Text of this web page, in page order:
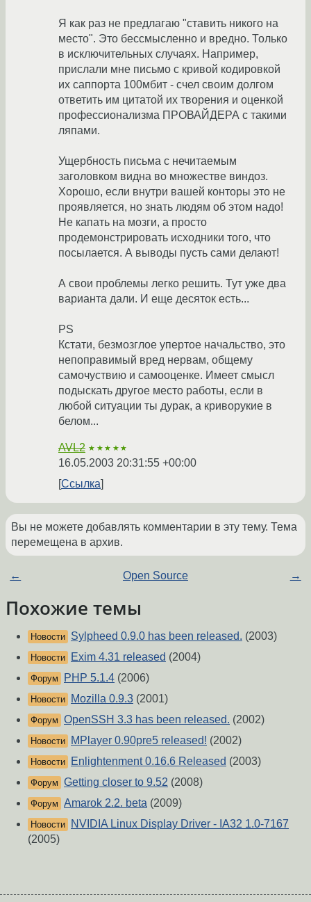
Я как раз не предлагаю "ставить никого на
место". Это бессмысленно и вредно. Только
в исключительных случаях. Например,
прислали мне письмо с кривой кодировкой
их саппорта 100мбит - счел своим долгом
ответить им цитатой их творения и оценкой
профессионализма ПРОВАЙДЕРА с такими
ляпами.
Ущербность письма с нечитаемым
заголовком видна во множестве виндоз.
Хорошо, если внутри вашей конторы это не
проявляется, но знать людям об этом надо!
Не капать на мозги, а просто
продемонстрировать исходники того, что
посылается. А выводы пусть сами делают!
А свои проблемы легко решить. Тут уже два
варианта дали. И еще десяток есть...
PS
Кстати, безмозглое упертое начальство, это
непоправимый вред нервам, общему
самочуствию и самооценке. Имеет смысл
подыскать другое место работы, если в
любой ситуации ты дурак, а криворукие в
белом...
AVL2 ★★★★★
16.05.2003 20:31:55 +00:00
Ссылка
Вы не можете добавлять комментарии в эту тему. Тема
перемещена в архив.
← Open Source →
Похожие темы
Новости Sylpheed 0.9.0 has been released. (2003)
Новости Exim 4.31 released (2004)
Форум PHP 5.1.4 (2006)
Новости Mozilla 0.9.3 (2001)
Форум OpenSSH 3.3 has been released. (2002)
Новости MPlayer 0.90pre5 released! (2002)
Новости Enlightenment 0.16.6 Released (2003)
Форум Getting closer to 9.52 (2008)
Форум Amarok 2.2. beta (2009)
Новости
NVIDIA Linux Display Driver - IA32 1.0-7167
(2005)